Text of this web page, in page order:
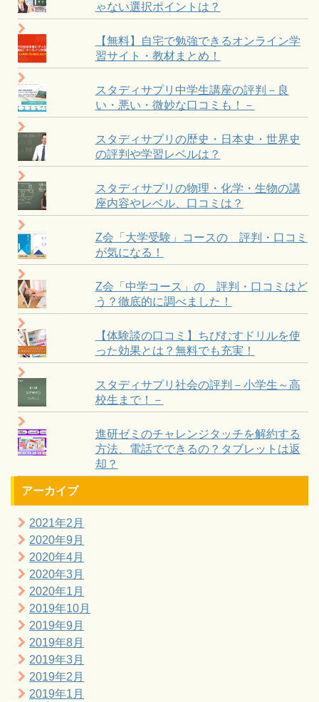
ゃない選択ポイントは？
【無料】自宅で勉強できるオンライン学
習サイト・教材まとめ！
スタディサプリ中学生講座の評判－良
い・悪い・微妙な口コミも！－
スタディサプリの歴史・日本史・世界史
の評判や学習レベルは？
スタディサプリの物理・化学・生物の講
座内容やレベル、口コミは？
Z会「大学受験」コースの 評判・口コミ
が気になる！
Z会「中学コース」の 評判・口コミはど
う？徹底的に調べました！
【体験談の口コミ】ちびむすドリルを使
った効果とは？無料でも充実！
スタディサプリ社会の評判－小学生～高
校生まで！－
進研ゼミのチャレンジタッチを解約する
方法、電話でできるの？タブレットは返
却？
アーカイブ
2021年2月
2020年9月
2020年4月
2020年3月
2020年1月
2019年10月
2019年9月
2019年8月
2019年3月
2019年2月
2019年1月